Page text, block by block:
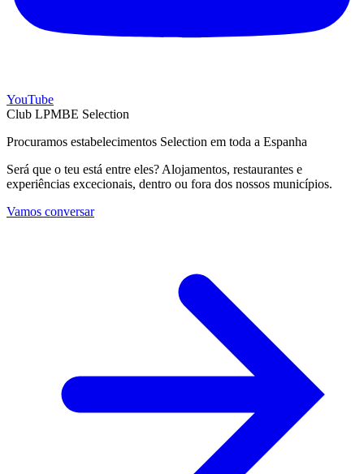
YouTube
Club LPMBE Selection
Procuramos estabelecimentos Selection em toda a Espanha
Será que o teu está entre eles? Alojamentos, restaurantes e
experiências excecionais, dentro ou fora dos nossos municípios.
Vamos conversar